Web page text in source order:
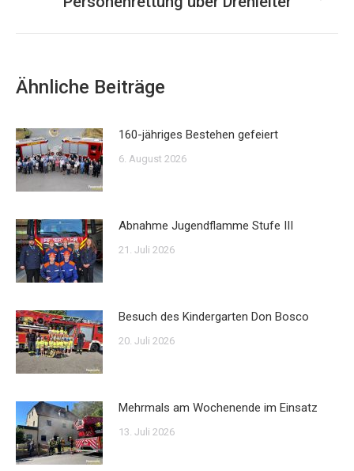
Ähnliche Beiträge
160-jähriges Bestehen gefeiert
6. August 2026
Abnahme Jugendflamme Stufe III
21. Juli 2026
Besuch des Kindergarten Don Bosco
20. Juli 2026
Mehrmals am Wochenende im Einsatz
13. Juli 2026